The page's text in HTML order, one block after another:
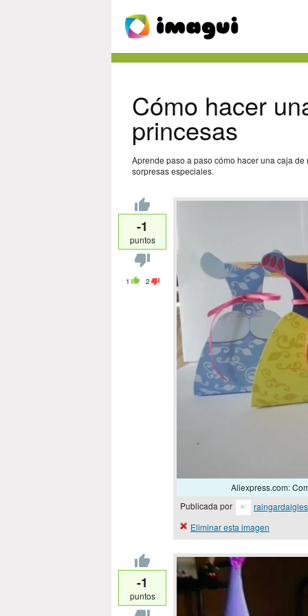
Cómo hacer
princesas
Aprende paso a paso cómo hacer una caja
sorpresas especiales.
-1
puntos
1 2
Aliexpress.com:
Publicada por
Eliminar esta imagen
-1
puntos